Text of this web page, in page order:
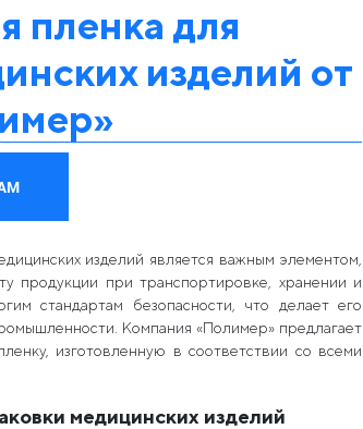
пленка для
изделий от
изделий является важным элементом,
продукции при транспортировке, хранении и
стандартам безопасности, что делает его
Компания «Полимер» предлагает
изготовленную в соответствии со всеми
медицинских изделий